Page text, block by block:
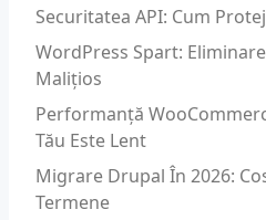
Securitatea API: Cum
WordPress Spart:
Malițios
Performanță
Tău Este Lent
Migrare Drupal În 2026:
Termene